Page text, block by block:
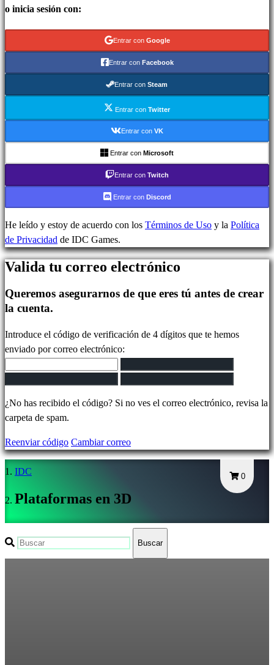
Demos
Comunidad
In-
Media
IDC
Plays
IDC
Gifts
Soporte
Regístrate
Iniciar
sesión
Olvidé
mi
Cambiar
idioma
AR
BS
DA
o inicia sesión con:
Entrar con Google
Entrar con Facebook
Entrar con Steam
Entrar con Twitter
Entrar con VK
Entrar con Microsoft
Entrar con Twitch
Entrar con Discord
He leído y estoy de acuerdo con los Términos de Uso y la Política
de Privacidad de IDC Games.
Valida tu correo electrónico
Queremos asegurarnos de que eres tú antes de crear
la cuenta.
Introduce el código de verificación de 4 dígitos que te hemos
enviado por correo electrónico:
¿No has recibido el código? Si no ves el correo electrónico, revisa la
carpeta de spam.
Reenviar código Cambiar correo
0
IDC
Plataformas en 3D
Buscar